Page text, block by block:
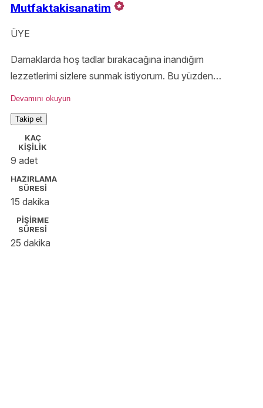
Mutfaktakisanatim
ÜYE
Damaklarda hoş tadlar bırakacağına inandığım
lezzetlerimi sizlere sunmak istiyorum. Bu yüzden
buradayım🤗 "kendini bildi bileli yemek yapmayı ve
de tazecik bir anne🤱" Sayfama desteklerinizi
esirgemezseniz çok memnun olurum
👉@mutfaktakisanatim
Devamını okuyun
Takip et
KAÇ
KİŞİLİK
9 adet
HAZIRLAMA
SÜRESİ
15 dakika
PİŞİRME
SÜRESİ
25 dakika